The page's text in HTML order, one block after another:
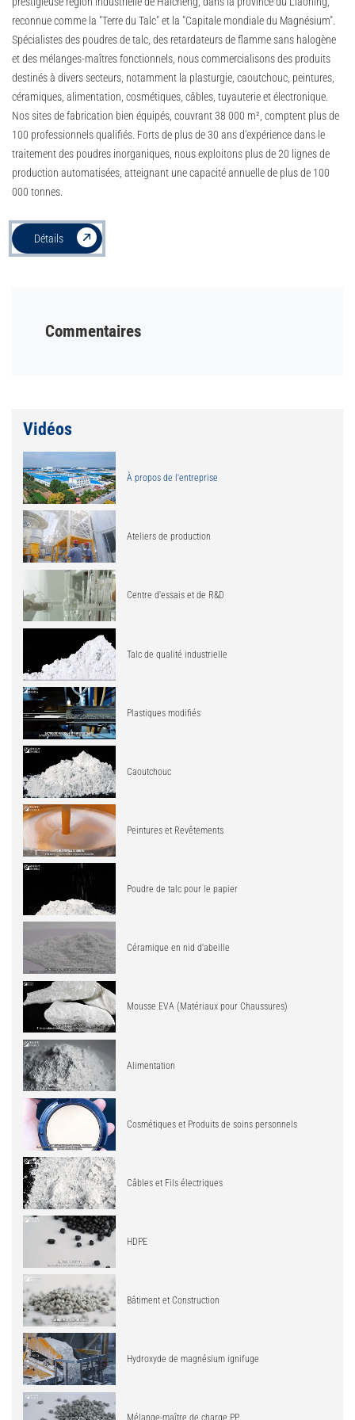
reconnue comme la "Terre du Talc" et la "Capitale mondiale du Magnésium".
Spécialistes des poudres de talc, des retardateurs de flamme sans halogène
et des mélanges-maîtres fonctionnels, nous commercialisons des produits
destinés à divers secteurs, notamment la plasturgie, caoutchouc, peintures,
céramiques, alimentation, cosmétiques, câbles, tuyauterie et électronique.
Nos sites de fabrication bien équipés, couvrant 38 000 m², comptent plus de
100 professionnels qualifiés. Forts de plus de 30 ans d'expérience dans le
traitement des poudres inorganiques, nous exploitons plus de 20 lignes de
production automatisées, atteignant une capacité annuelle de plus de 100
000 tonnes.
Détails
Commentaires
Vidéos
À propos de l'entreprise
Ateliers de production
Centre d'essais et de R&D
Talc de qualité industrielle
Plastiques modifiés
Caoutchouc
Peintures et Revêtements
Poudre de talc pour le papier
Céramique en nid d'abeille
Mousse EVA (Matériaux pour Chaussures)
Alimentation
Cosmétiques et Produits de soins personnels
Câbles et Fils électriques
HDPE
Bâtiment et Construction
Hydroxyde de magnésium ignifuge